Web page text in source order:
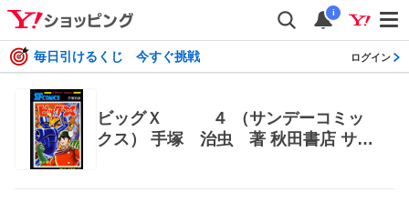
i
毎日引けるくじ 今すぐ挑戦 ログイン
ビッグＸ ４ （サンデーコミッ
クス） 手塚 治虫 著 秋田書店 サン